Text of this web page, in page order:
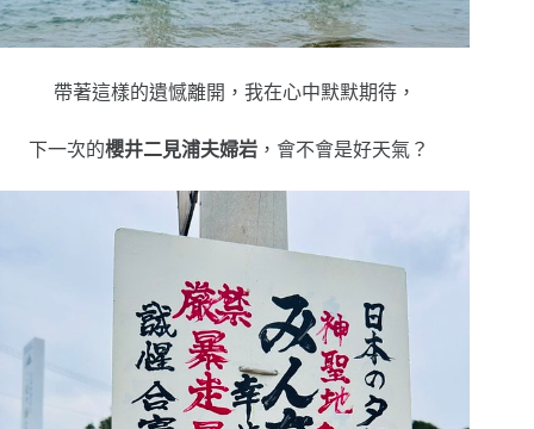
帶著這樣的遺憾離開，我在心中默默期待，
下一次的櫻井二見浦夫婦岩 ，會不會是好天氣？